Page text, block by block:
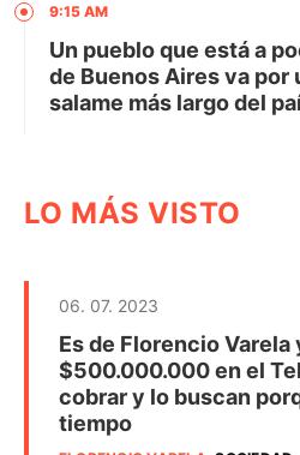
9:15 AM
Un pueblo que está a
de Buenos Aires va por
salame más largo del
LO MÁS VISTO
06. 07. 2023
Es de Florencio Varela
$500.000.000 en el
cobrar y lo buscan
tiempo